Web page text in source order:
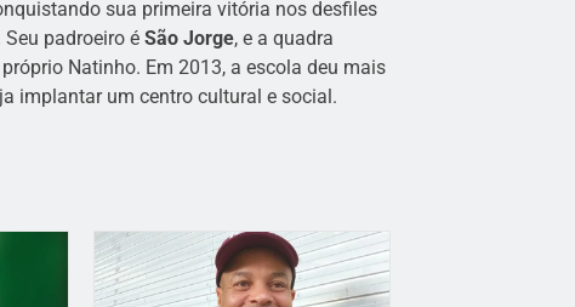
sua primeira vitória nos desfiles
padroeiro é São Jorge, e a quadra
Natinho. Em 2013, a escola deu mais
implantar um centro cultural e social.